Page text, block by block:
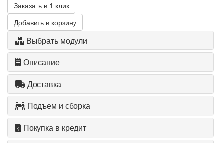
Заказать в 1 клик
Добавить в корзину
Выбрать модули
Описание
Доставка
Подъем и сборка
Покупка в кредит